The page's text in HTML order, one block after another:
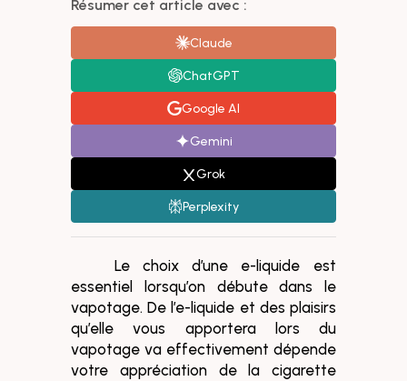
Résumer cet article avec :
Claude
ChatGPT
Google AI
Gemini
Grok
Perplexity
Le choix d’une e-liquide est
essentiel lorsqu’on débute dans le
vapotage. De l’e-liquide et des plaisirs
qu’elle vous apportera lors du
vapotage va effectivement dépende
votre appréciation de la cigarette